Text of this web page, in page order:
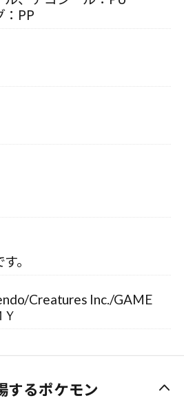
：PP
。
Creatures Inc./GAME
するポケモン